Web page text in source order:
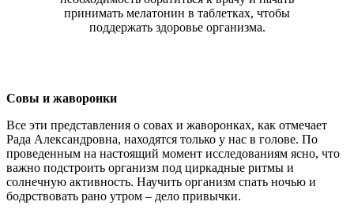
принимать мелатонин в таблетках, чтобы
поддержать здоровье организма.
Совы и жаворонки
Все эти представления о совах и жаворонках, как отмечает
Рада Александровна, находятся только у нас в голове. По
проведенным на настоящий момент исследованиям ясно, что
важно подстроить организм под циркадные ритмы и
солнечную активность. Научить организм спать ночью и
бодрствовать рано утром – дело привычки.